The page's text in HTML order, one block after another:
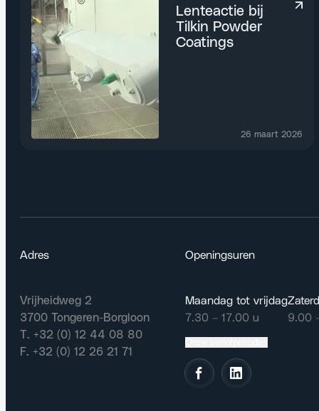
Lenteactie bij
Tilkin Powder
Coatings
26 maart 2026
Adres
Vrijheidweg 2
3700 Tongeren-Borgloon
T. +32 (0) 12 44 08 80
F. +32 (0) 12 26 21 71
Openingsuren
Maandag tot vrijdag
7.30 – 17.00 u
9.00